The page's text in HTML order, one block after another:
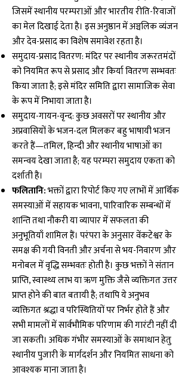
जिसमें स्थानीय परम्पराओं और भारतीय रीति-रिवाजों
का मेल दिखाई देता है। इस अनुष्ठान में अञ्चलिक व्यंजन
और देव-प्रसाद का विशेष समावेश रहता है।
समुदाय-प्रसाद वितरण: मंदिर पर स्थानीय जरूरतमंदों
को नियमित रूप से प्रसाद और किर्या वितरण सम्भवतः
किया जाता है; इसे मंदिर समिति द्वारा सामाजिक सेवा
के रूप में निभाया जाता है।
समुदाय-गायन-वृन्द: कुछ अवसरों पर स्थानीय और
अप्रवासियों के भजन-दल मिलकर बहु भाषायी भजन
करते हैं—तमिल, हिन्दी और स्थानीय भाषाओं का
समन्वय देखा जाता है; यह परम्परा समुदाय एकता को
दर्शाती है।
फलितानि:भक्तों द्वारा रिपोर्ट किए गए लाभों में आर्थिक
समस्याओं में सहायक भावना, पारिवारिक सम्बन्धों में
शान्ति तथा नौकरी या व्यापार में सफलता की
अनुभूतियाँ शामिल हैं। परंपरा के अनुसार वेंकटेश्वर के
समक्ष की गयी विनती और अर्चना से भय-निवारण और
मनोबल में वृद्धि सम्भवतः होती है। कुछ भक्तों ने संतान
प्राप्ति, स्वास्थ्य लाभ या ऋण मुक्ति जैसे व्यक्तिगत उत्तर
प्राप्त होने की बात बतायी है; तथापि ये अनुभव
व्यक्तिगत श्रद्धा व परिस्थितियों पर निर्भर होते हैं और
सभी मामलों में सार्वभौमिक परिणाम की गारंटी नहीं दी
जा सकती। अधिक गंभीर समस्याओं के समाधान हेतु
स्थानीय पुजारी के मार्गदर्शन और नियमित साधना को
आवश्यक माना जाता है।